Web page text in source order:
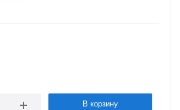
В корзину